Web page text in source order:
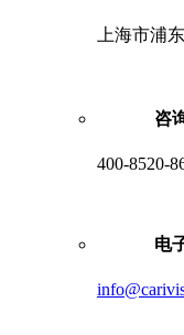
上海市浦
咨
400-8520-
电